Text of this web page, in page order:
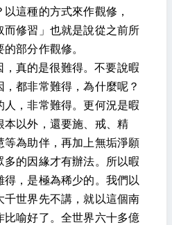
這種的方式來作觀修，
而修習」也就是說從之前所
部分作觀修。
，真的是很難得。不要說暇
都非常難得，為什麼呢？
人，非常難得。更何況是暇
本以外，還要施、戒、精
等為助伴，再加上無垢淨願
的因緣才有辦法。所以暇
，是極為稀少的。我們以
千世界先不講，就以這個南
比喻好了。全世界六十多億